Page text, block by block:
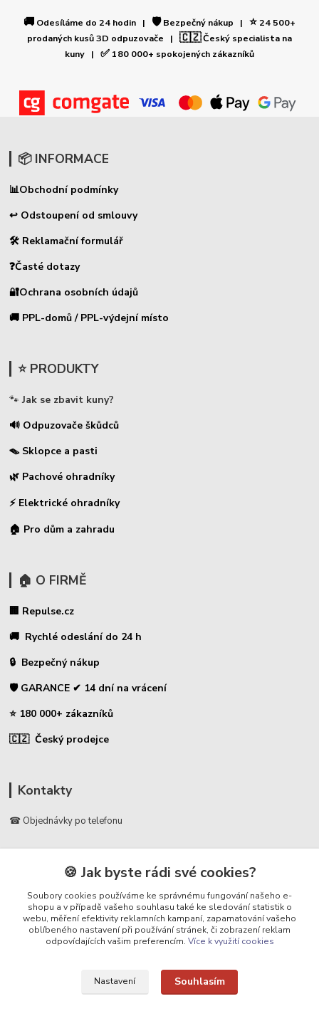
🚚 Odesíláme do 24 hodin | 🛡️Bezpečný nákup | ⭐24 500+
prodaných kusů 3D odpuzovače | 🇨🇿Český specialista na
kuny | ✅ 180 000+ spokojených zákazníků
📦 INFORMACE
📊Obchodní podmínky
↩ Odstoupení od smlouvy
🛠 Reklamační formulář
❓Časté dotazy
🔐Ochrana osobních údajů
🚚 PPL-domů / PPL-výdejní místo
⭐ PRODUKTY
🐾 Jak se zbavit kuny?
🔊 Odpuzovače škůdců
🪤 Sklopce a pasti
🌿 Pachové ohradníky
⚡ Elektrické ohradníky
🏠 Pro dům a zahradu
🏠 O FIRMĚ
🏢 Repulse.cz
🚚 Rychlé odeslání do 24 h
🔒 Bezpečný nákup
🛡️ GARANCE ✔ 14 dní na vrácení
⭐ 180 000+ zákazníků
🇨🇿 Český prodejce
Kontakty
☎ Objednávky po telefonu
🛡️ Infolinka
📞 728 007 997
⏰ Po - Pá | 7:00 - 13:30 |
info@repulse.cz
Upravit sběr cookies.
🍪 Jak byste rádi své cookies?
Soubory cookies používáme ke správnému fungování našeho e-
shopu a v případě vašeho souhlasu také ke sledování statistik o
webu, měření efektivity reklamních kampaní, zapamatování vašeho
oblíbeného nastavení při používání stránek, či zobrazení reklam
odpovídajících vašim preferencím. Více k využití cookies
Nastavení Souhlasím